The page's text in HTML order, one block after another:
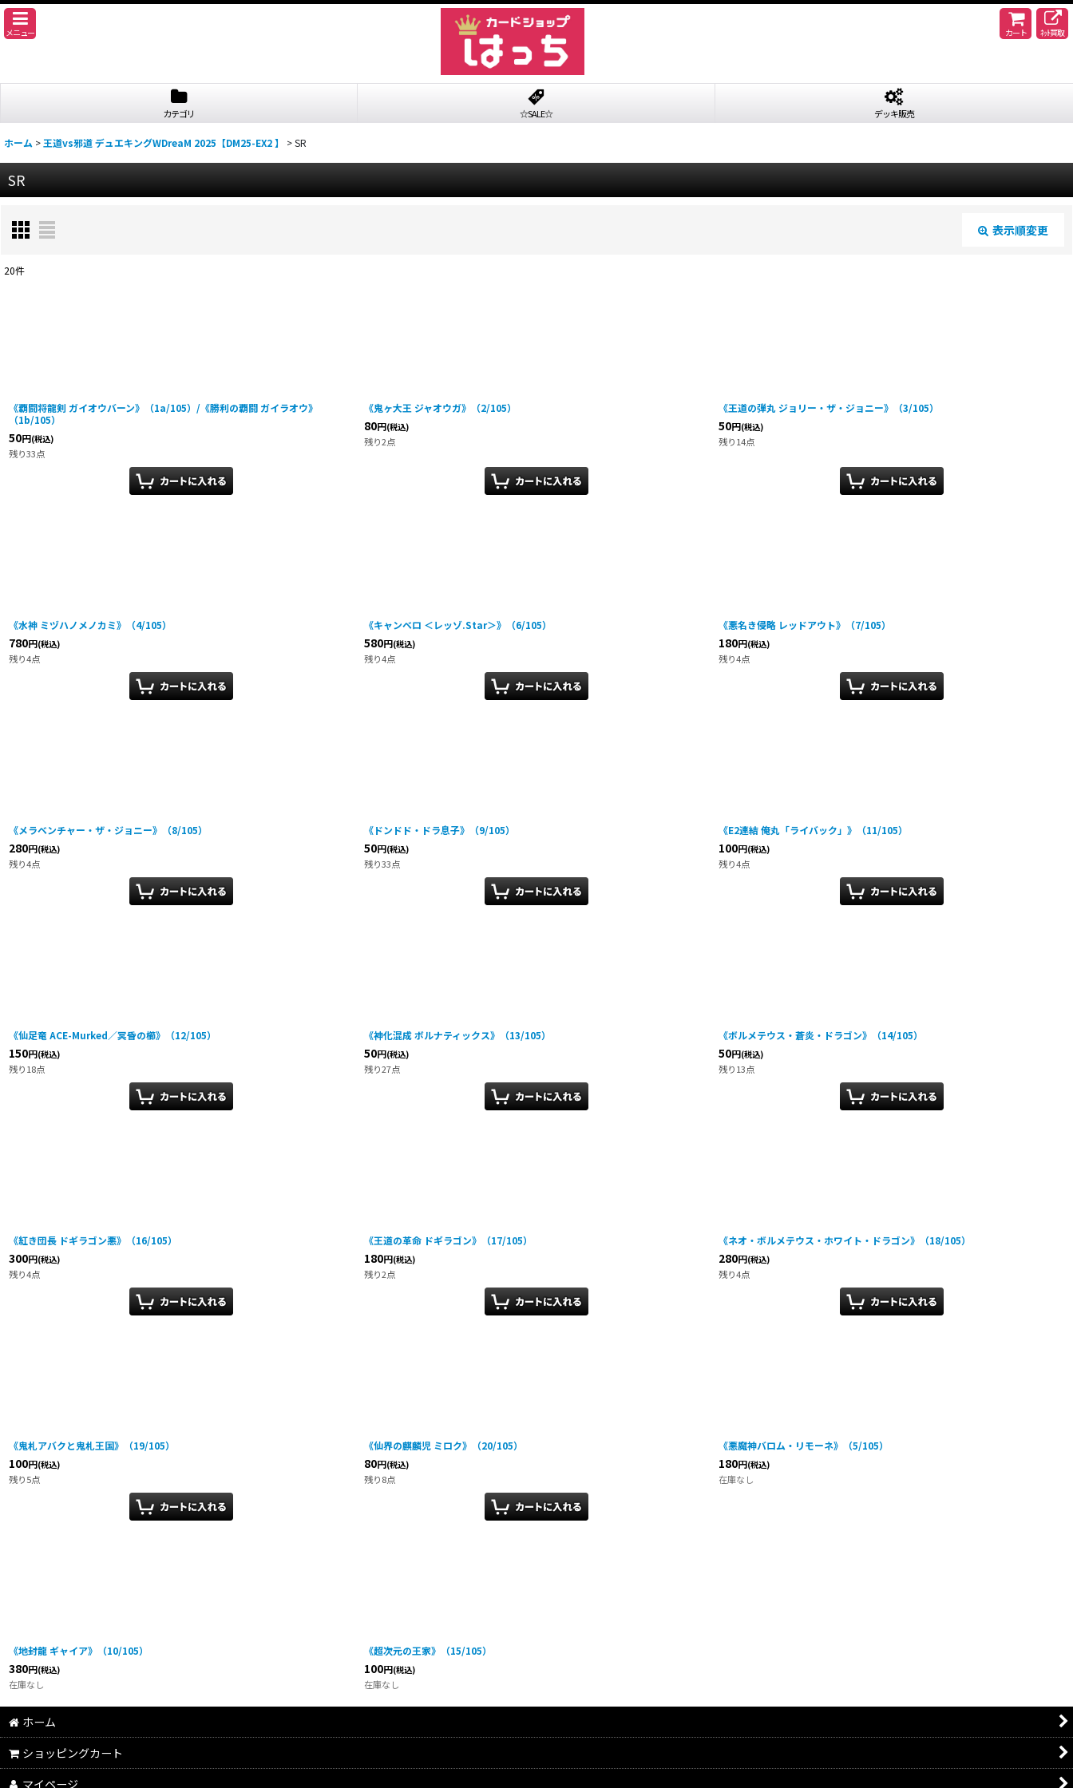
メニュー カート ﾈｯﾄ買取
カテゴリ ☆SALE☆ デッキ販売
ホーム > 王道vs邪道 デュエキングWDreaM 2025【DM25-EX2 】 >SR
SR
表示順変更
閉じる
20件
《覇闘将龍剣 ガイオウバーン》（1a/105）/《勝利の覇闘 ガイラオウ》
（1b/105）
50円(税込)
残り33点
《鬼ヶ大王 ジャオウガ》（2/105）
80円(税込)
残り2点
《王道の弾丸 ジョリー・ザ・ジョニー》（3/105）
50円(税込)
残り14点
《水神 ミヅハノメノカミ》（4/105）
780円(税込)
残り4点
《キャンベロ ＜レッゾ.Star＞》（6/105）
580円(税込)
残り4点
《悪名き侵略 レッドアウト》（7/105）
180円(税込)
残り4点
《メラベンチャー・ザ・ジョニー》（8/105）
280円(税込)
残り4点
《ドンドド・ドラ息子》（9/105）
50円(税込)
残り33点
《E2連結 俺丸「ライバック」》（11/105）
100円(税込)
残り4点
《仙足竜 ACE-Murked／冥昏の櫛》（12/105）
150円(税込)
残り18点
《神化混成 ボルナティックス》（13/105）
50円(税込)
残り27点
《ボルメテウス・蒼炎・ドラゴン》（14/105）
50円(税込)
残り13点
《紅き団長 ドギラゴン悪》（16/105）
300円(税込)
残り4点
《王道の革命 ドギラゴン》（17/105）
180円(税込)
残り2点
《ネオ・ボルメテウス・ホワイト・ドラゴン》（18/105）
280円(税込)
残り4点
《鬼札アバクと鬼札王国》（19/105）
100円(税込)
残り5点
《仙界の麒麟児 ミロク》（20/105）
80円(税込)
残り8点
《悪魔神バロム・リモーネ》（5/105）
180円(税込)
在庫なし
《地封龍 ギャイア》（10/105）
380円(税込)
在庫なし
《超次元の王家》（15/105）
100円(税込)
在庫なし
ホーム
ショッピングカート
マイページ